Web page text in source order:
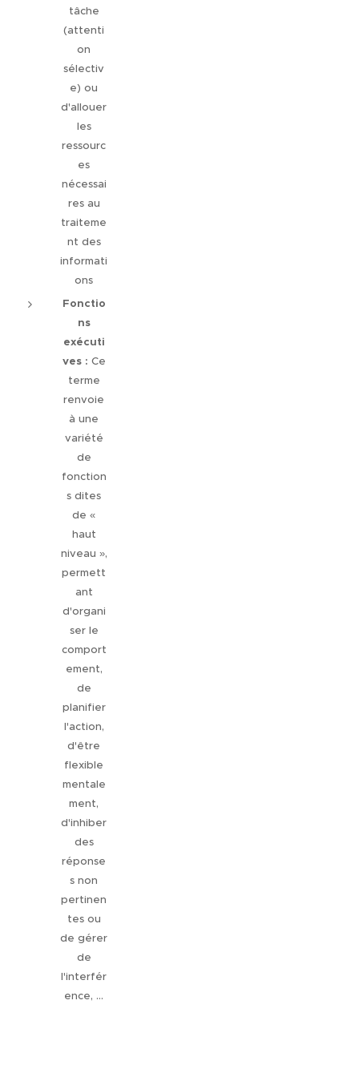
tâche
(attenti
on
sélectiv
e) ou
d'allouer
les
ressourc
es
nécessai
res au
traiteme
nt des
informati
ons
Fonctio
ns
exécuti
ves : Ce
terme
renvoie
à une
variété
de
fonction
s dites
de «
haut
niveau »,
permett
ant
d'organi
ser le
comport
ement,
de
planifier
l'action,
d'être
flexible
mentale
ment,
d'inhiber
des
réponse
s non
pertinen
tes ou
de gérer
de
l'interfér
ence, ...